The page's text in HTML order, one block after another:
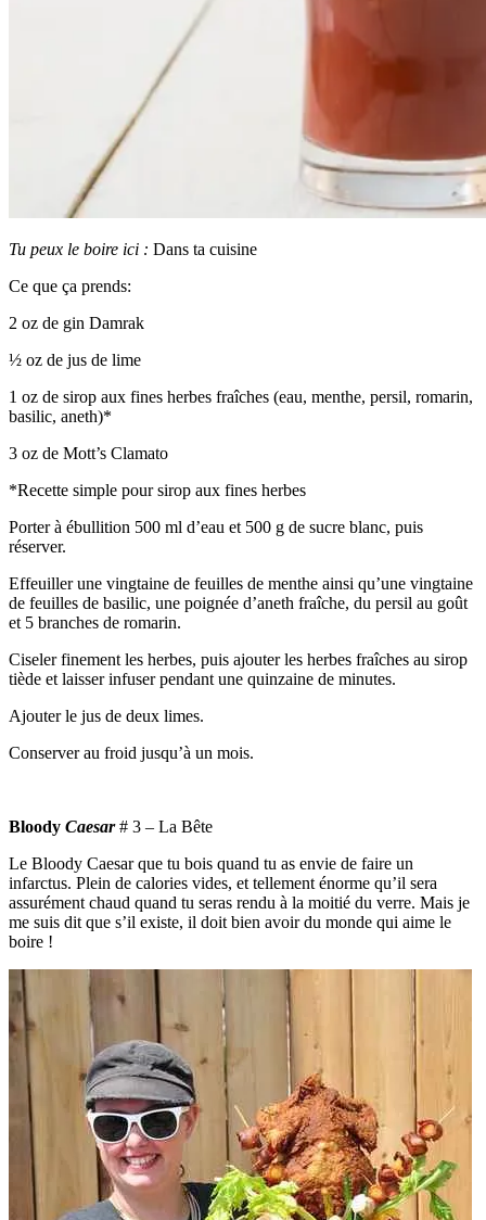
Tu peux le boire ici : Dans ta cuisine
Ce que ça prends:
2 oz de gin Damrak
½ oz de jus de lime
1 oz de sirop aux fines herbes fraîches (eau, menthe, persil, romarin,
basilic, aneth)*
3 oz de Mott’s Clamato
*Recette simple pour sirop aux fines herbes
Porter à ébullition 500 ml d’eau et 500 g de sucre blanc, puis
réserver.
Effeuiller une vingtaine de feuilles de menthe ainsi qu’une vingtaine
de feuilles de basilic, une poignée d’aneth fraîche, du persil au goût
et 5 branches de romarin.
Ciseler finement les herbes, puis ajouter les herbes fraîches au sirop
tiède et laisser infuser pendant une quinzaine de minutes.
Ajouter le jus de deux limes.
Conserver au froid jusqu’à un mois.
Bloody Caesar# 3 – La Bête
Le Bloody Caesar que tu bois quand tu as envie de faire un
infarctus. Plein de calories vides, et tellement énorme qu’il sera
assurément chaud quand tu seras rendu à la moitié du verre. Mais je
me suis dit que s’il existe, il doit bien avoir du monde qui aime le
boire !